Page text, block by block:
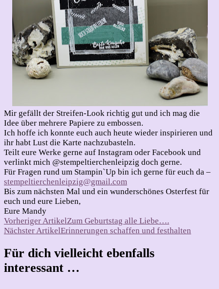
Mir gefällt der Streifen-Look richtig gut und ich mag die
Idee über mehrere Papiere zu embossen.
Ich hoffe ich konnte euch auch heute wieder inspirieren und
ihr habt Lust die Karte nachzubasteln.
Teilt eure Werke gerne auf Instagram oder Facebook und
verlinkt mich @stempeltierchenleipzig doch gerne.
Für Fragen rund um Stampin`Up bin ich gerne für euch da –
stempeltierchenleipzig@gmail.com
Bis zum nächsten Mal und ein wunderschönes Osterfest für
euch und eure Lieben,
Eure Mandy
Beitragsnavigation
Vorheriger ArtikelZum Geburtstag alle Liebe….
Nächster ArtikelErinnerungen schaffen und festhalten
Für dich vielleicht ebenfalls
interessant …